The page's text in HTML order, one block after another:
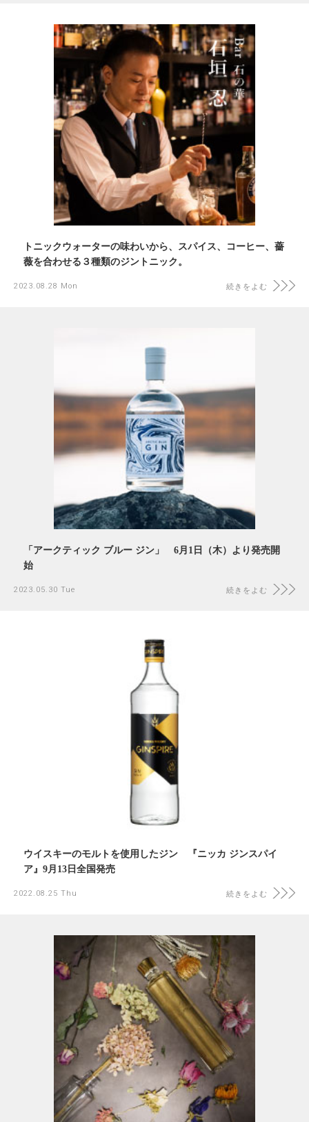
トニックウォーターの味わいから、スパイス、コーヒー、薔
薇を合わせる３種類のジントニック。
2023.08.28 Mon 続きをよむ
「アークティック ブルー ジン」 6月1日（木）より発売開
始
2023.05.30 Tue 続きをよむ
ウイスキーのモルトを使用したジン 『ニッカ ジンスパイ
ア』9月13日全国発売
2022.08.25 Thu 続きをよむ